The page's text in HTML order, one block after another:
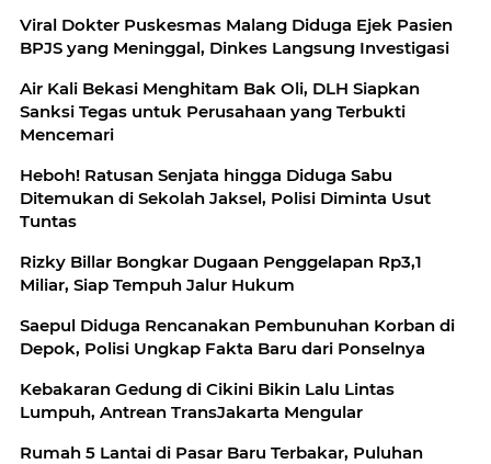
Viral Dokter Puskesmas Malang Diduga Ejek Pasien
BPJS yang Meninggal, Dinkes Langsung Investigasi
Air Kali Bekasi Menghitam Bak Oli, DLH Siapkan
Sanksi Tegas untuk Perusahaan yang Terbukti
Mencemari
Heboh! Ratusan Senjata hingga Diduga Sabu
Ditemukan di Sekolah Jaksel, Polisi Diminta Usut
Tuntas
Rizky Billar Bongkar Dugaan Penggelapan Rp3,1
Miliar, Siap Tempuh Jalur Hukum
Saepul Diduga Rencanakan Pembunuhan Korban di
Depok, Polisi Ungkap Fakta Baru dari Ponselnya
Kebakaran Gedung di Cikini Bikin Lalu Lintas
Lumpuh, Antrean TransJakarta Mengular
Rumah 5 Lantai di Pasar Baru Terbakar, Puluhan